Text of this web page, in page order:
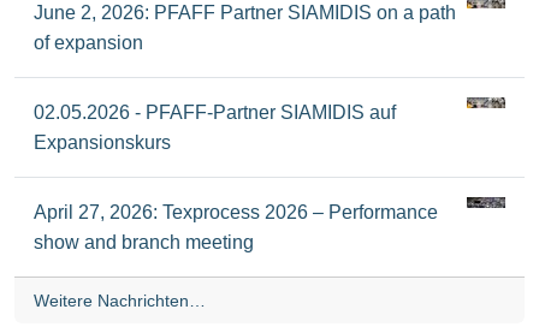
June 2, 2026: PFAFF Partner SIAMIDIS on a path
of expansion
02.05.2026 - PFAFF-Partner SIAMIDIS auf
Expansionskurs
April 27, 2026: Texprocess 2026 – Performance
show and branch meeting
Weitere Nachrichten…